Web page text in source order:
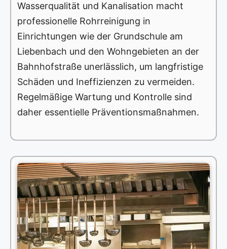
Wasserqualität und Kanalisation macht
professionelle Rohrreinigung in
Einrichtungen wie der Grundschule am
Liebenbach und den Wohngebieten an der
Bahnhofstraße unerlässlich, um langfristige
Schäden und Ineffizienzen zu vermeiden.
Regelmäßige Wartung und Kontrolle sind
daher essentielle Präventionsmaßnahmen.